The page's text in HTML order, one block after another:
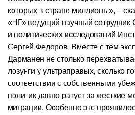
которых в стране миллионы», –
«НГ» ведущий научный сотрудник
и политических исследований
Сергей Федоров. Вместе с тем
Дарманен не столько
лозунги у ультраправых, сколько
соответствии с собственными
политик давно ратует за жесткие
миграции. Особенно это